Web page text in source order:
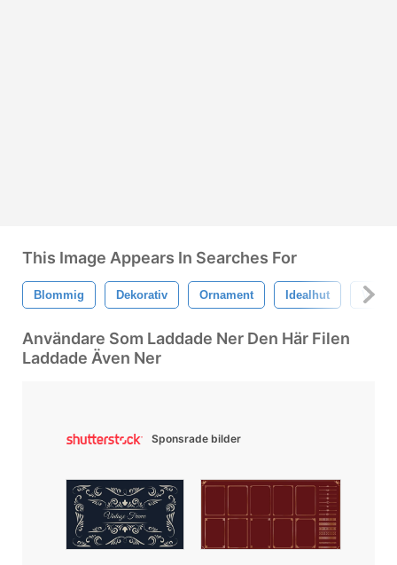
This Image Appears In Searches For
Blommig Dekorativ Ornament Idealhut Virvlar
Användare Som Laddade Ner Den Här Filen
Laddade Även Ner
Sponsrade bilder